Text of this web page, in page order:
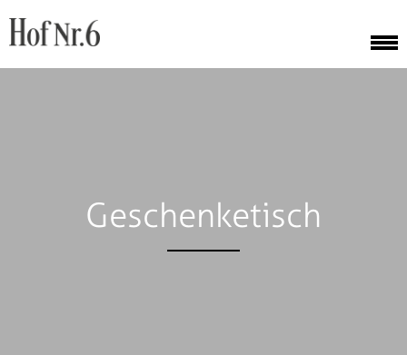
Geschenketisch